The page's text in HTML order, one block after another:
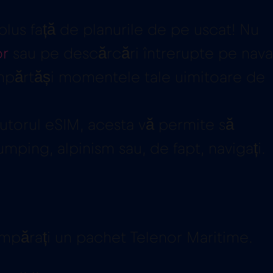
față de planurile de pe uscat! Nu
sau pe descărcări întrerupte pe nava
momentele tale uimitoare de
eSIM, acesta vă permite să
alpinism sau, de fapt, navigați.
un pachet Telenor Maritime.